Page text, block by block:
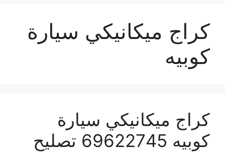
كراج ميكانيكي سيارة
كوبيه
كراج ميكانيكي سيارة
كوبيه 69622745 تصليح